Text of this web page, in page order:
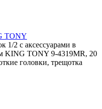
TONY
1/2 с аксессуарами в
KING TONY 9-4319MR, 20
головки, трещотка